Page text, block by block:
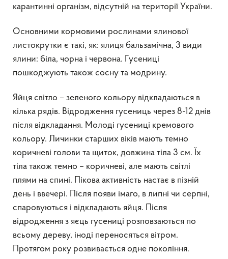
карантинні організм, відсутній на території України.
Основними кормовими рослинами ялинової
листокрутки є такі, як: ялиця бальзамічна, 3 види
ялини: біла, чорна і червона. Гусениці
пошкоджують також сосну та модрину.
Яйця світло – зеленого кольору відкладаються в
кілька рядів. Відродження гусениць через 8-12 днів
після відкладання. Молоді гусениці кремового
кольору. Личинки старших віків мають темно
коричневі голови та щиток, довжина тіла 3 см. Їх
тіла також темно – коричневі, але мають світлі
плями на спині. Пікова активність настає в пізній
день і ввечері. Після появи імаго, в липні чи серпні,
спаровуються і відкладають яйця. Після
відродження з яєць гусениці розповзаються по
всьому дереву, іноді переносяться вітром.
Протягом року розвивається одне покоління.